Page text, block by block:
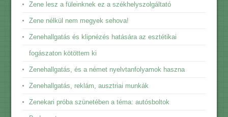
Zene lesz a füleinknek ez a székhelyszolgáltató
Zene nélkül nem megyek sehova!
Zenehallgatás és klipnézés hatására az esztétikai
fogászaton kötöttem ki
Zenehallgatás, és a német nyelvtanfolyamok haszna
Zenehallgatás, reklám, ausztriai munkák
Zenekari próba szünetében a téma: autósboltok